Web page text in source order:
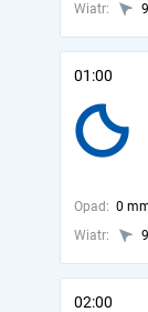
Wiatr:
01:00
Opad: 0
Wiatr:
02:00